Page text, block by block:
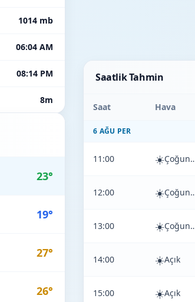
1014 mb
06:04 AM
08:14 PM
8m
23°
19°
27°
26°
Saatlik Tahmin
Saat Hava
6 AĞU PER
11:00 ☀️
12:00 ☀️
13:00 ☀️
14:00 ☀️Açık
15:00 ☀️Açık